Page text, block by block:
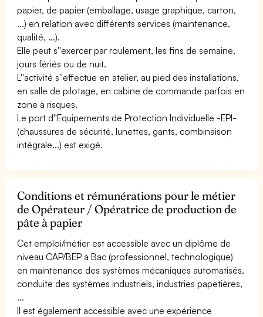
papier, de papier (emballage, usage graphique, carton,
...) en relation avec différents services (maintenance,
qualité, ...).
Elle peut s''exercer par roulement, les fins de semaine,
jours fériés ou de nuit.
L''activité s''effectue en atelier, au pied des installations,
en salle de pilotage, en cabine de commande parfois en
zone à risques.
Le port d''Equipements de Protection Individuelle -EPI-
(chaussures de sécurité, lunettes, gants, combinaison
intégrale...) est exigé.
Conditions et rémunérations pour le métier
de Opérateur / Opératrice de production de
pâte à papier
Cet emploi/métier est accessible avec un diplôme de
niveau CAP/BEP à Bac (professionnel, technologique)
en maintenance des systèmes mécaniques automatisés,
conduite des systèmes industriels, industries papetières,
...
Il est également accessible avec une expérience